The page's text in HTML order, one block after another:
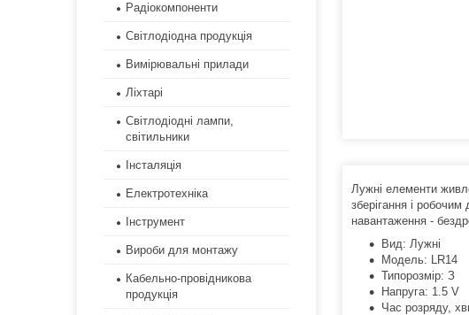
Лужні елементи
зберігання і
навантаження -
Вид: Лужні
Модель: LR14
Типорозмір: З
Напруга: 1.5 V
Час розряду,
Радіокомпоненти
Світлодіодна продукція
Вимірювальні прилади
Ліхтарі
Світлодіодні лампи,
світильники
Інсталяція
Електротехніка
Інструмент
Вироби для монтажу
Кабельно-провідникова
продукція